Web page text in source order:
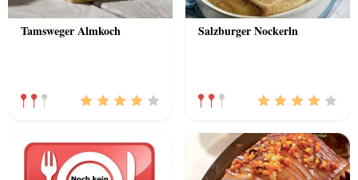
Tamsweger Almkoch Salzburger Nockerln